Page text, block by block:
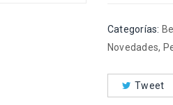
Categorías:
Novedades,
Tweet